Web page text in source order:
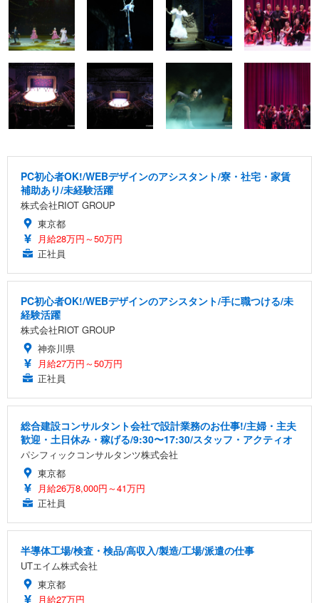
PC初心者OK!/WEBデザインのアシスタント/寮・社宅・家賃
補助あり/未経験活躍
株式会社RIOT GROUP
東京都
月給28万円～50万円
正社員
PC初心者OK!/WEBデザインのアシスタント/手に職つける/未
経験活躍
株式会社RIOT GROUP
神奈川県
月給27万円～50万円
正社員
総合建設コンサルタント会社で設計業務のお仕事!/主婦・主夫
歓迎・土日休み・稼げる/9:30〜17:30/スタッフ・アクティオ
パシフィックコンサルタンツ株式会社
東京都
月給26万8,000円～41万円
正社員
半導体工場/検査・検品/高収入/製造/工場/派遣の仕事
UTエイム株式会社
東京都
月給27万円